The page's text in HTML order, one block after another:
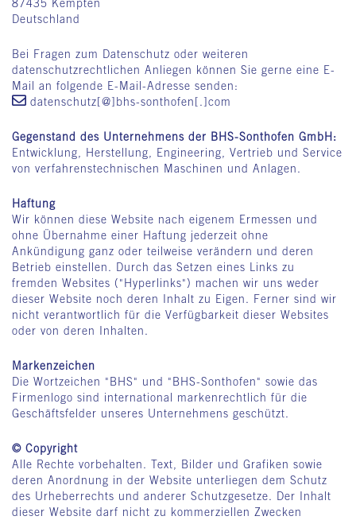
87435 Kempten
Deutschland
Bei Fragen zum Datenschutz oder weiteren
datenschutzrechtlichen Anliegen können Sie gerne eine E-
Mail an folgende E-Mail-Adresse senden:
datenschutz[@]bhs-sonthofen[.]com
Gegenstand des Unternehmens der BHS-Sonthofen GmbH:
Entwicklung, Herstellung, Engineering, Vertrieb und Service
von verfahrenstechnischen Maschinen und Anlagen.
Haftung
Wir können diese Website nach eigenem Ermessen und
ohne Übernahme einer Haftung jederzeit ohne
Ankündigung ganz oder teilweise verändern und deren
Betrieb einstellen. Durch das Setzen eines Links zu
fremden Websites ("Hyperlinks") machen wir uns weder
dieser Website noch deren Inhalt zu Eigen. Ferner sind wir
nicht verantwortlich für die Verfügbarkeit dieser Websites
oder von deren Inhalten.
Markenzeichen
Die Wortzeichen "BHS" und "BHS-Sonthofen" sowie das
Firmenlogo sind international markenrechtlich für die
Geschäftsfelder unseres Unternehmens geschützt.
© Copyright
Alle Rechte vorbehalten. Text, Bilder und Grafiken sowie
deren Anordnung in der Website unterliegen dem Schutz
des Urheberrechts und anderer Schutzgesetze. Der Inhalt
dieser Website darf nicht zu kommerziellen Zwecken